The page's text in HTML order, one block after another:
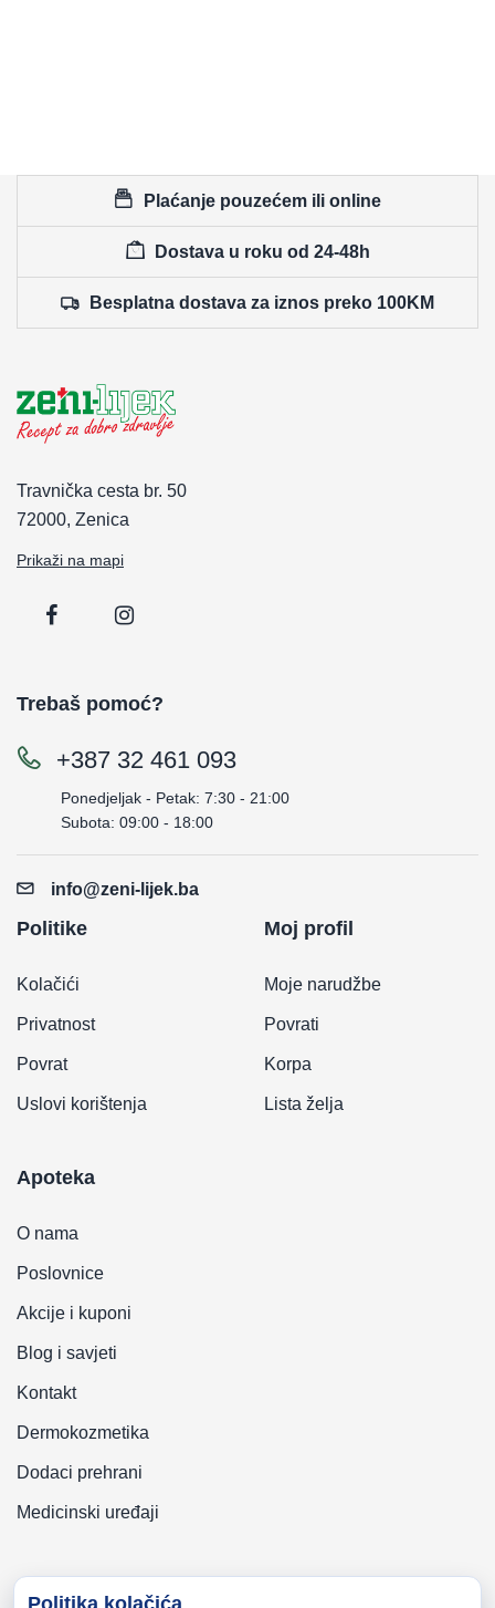
Plaćanje pouzećem ili online
Dostava u roku od 24-48h
Besplatna dostava za iznos preko 100KM
Travnička cesta br. 50
72000, Zenica
Prikaži na mapi
Trebaš pomoć?
+387 32 461 093
Ponedjeljak - Petak: 7:30 - 21:00
Subota: 09:00 - 18:00
info@zeni-lijek.ba
Politike
Kolačići
Privatnost
Povrat
Uslovi korištenja
Moj profil
Moje narudžbe
Povrati
Korpa
Lista želja
Apoteka
O nama
Poslovnice
Akcije i kuponi
Blog i savjeti
Kontakt
Dermokozmetika
Dodaci prehrani
Medicinski uređaji
Politika kolačića